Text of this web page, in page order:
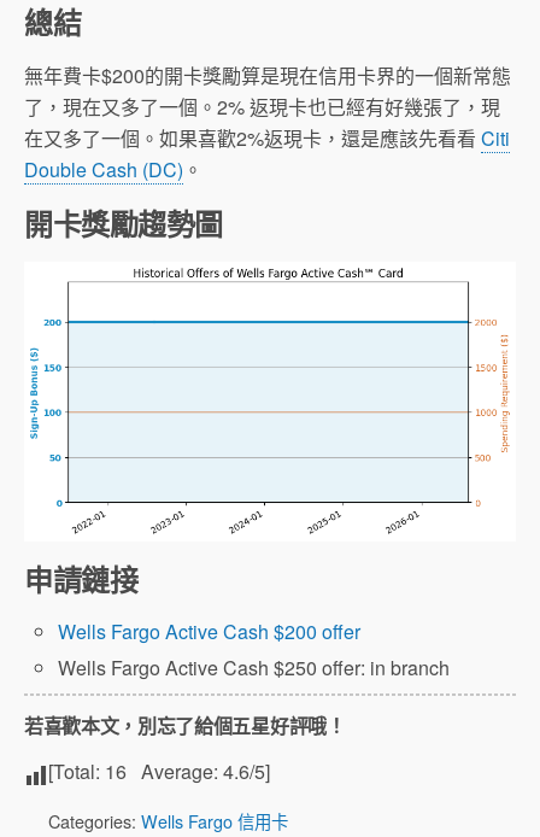
總結
無年費卡$200的開卡獎勵算是現在信用卡界的一個新常態
了，現在又多了一個。2% 返現卡也已經有好幾張了，現
在又多了一個。如果喜歡2%返現卡，還是應該先看看 Citi
Double Cash (DC) 。
開卡獎勵趨勢圖
申請鏈接
Wells Fargo Active Cash $200 offer
Wells Fargo Active Cash $250 offer: in branch
若喜歡本文，別忘了給個五星好評哦！
[Total: 16 Average: 4.6/5]
Categories: Wells Fargo 信用卡